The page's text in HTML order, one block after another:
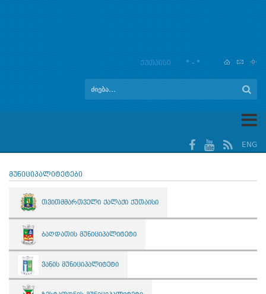
ქუთაისი ° - °
ENG
მუნიციპალიტეტები
თვითმმართველი ქალაქი ქუთაისი
ბაღდათის მუნიციპალიტეტი
ვანის მუნიციპალიტეტი